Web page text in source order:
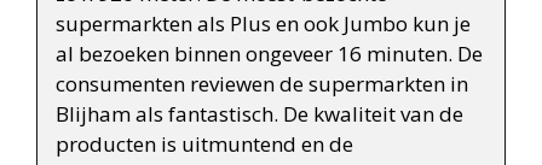
supermarkten als Plus en ook Jumbo kun je
al bezoeken binnen ongeveer 16 minuten. De
consumenten reviewen de supermarkten in
Blijham als fantastisch. De kwaliteit van de
producten is uitmuntend en de